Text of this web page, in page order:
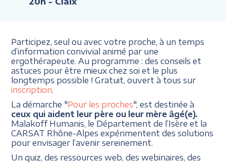
Participez, seul ou avec votre proche, à un temps
d’information convivial animé par une
ergothérapeute. Au programme : des conseils et
astuces pour être mieux chez soi et le plus
longtemps possible ! Gratuit, ouvert à tous sur
inscription
La démarche "Pour les proches", est destinée à
ceux qui aident leur père ou leur mère âgé(e).
Malakoff Humanis, le Département de l’Isère et la
CARSAT Rhône-Alpes expérimentent des solutions
pour envisager l’avenir sereinement.
Un quiz, des ressources web, des webinaires, des